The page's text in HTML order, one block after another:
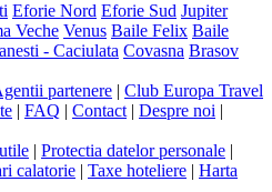
Eforie Nord Eforie Sud Jupiter
Veche Venus Baile Felix Baile
- Caciulata Covasna Brasov
partenere
Club Europa Travel
FAQ Contact| Despre noi
Protectia datelor personale
calatorie Taxe hoteliere
Harta